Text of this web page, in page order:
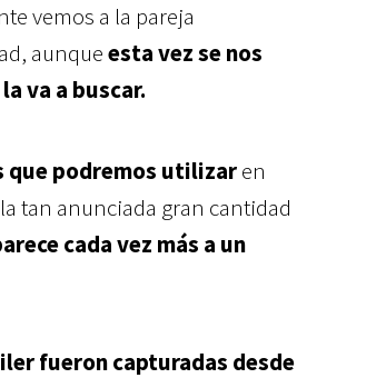
vemos a la pareja
aunqueesta vez se nos
va a buscar.
podremos utilizaren
tan anunciada gran cantidad
cada vez más a un
fueron capturadas desde